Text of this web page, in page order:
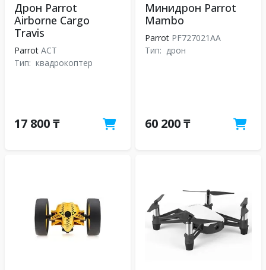
Дрон Parrot
Airborne Cargo
Travis
Parrot ACT
Тип: квадрокоптер
17 800 ₸
Минидрон Parrot
Mambo
Parrot PF727021AA
Тип: дрон
60 200 ₸